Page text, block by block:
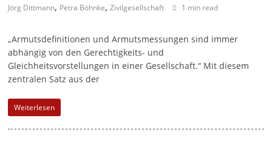
m
g
a
z
f
Jörg Dittmann, Petra Böhnke,Zivilgesellschaft 1 min read
„Armutsdefinitionen und Armutsmessungen sind immer
abhängig von den Gerechtigkeits- und
Gleichheitsvorstellungen in einer Gesellschaft.“ Mit diesem
zentralen Satz aus der
Weiterlesen